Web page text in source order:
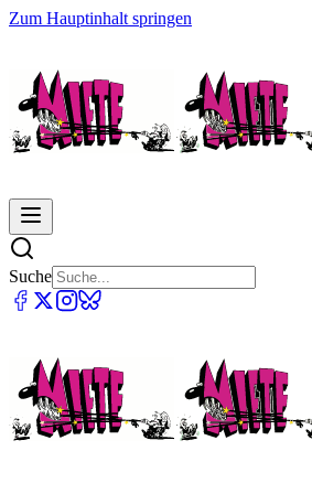
Zum Hauptinhalt springen
Suche